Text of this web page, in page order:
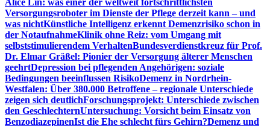
Alice Lin: was einer der weltweit fortschrittlichsten
Versorgungsroboter im Dienste der Pflege derzeit kann – und
was nichtKünstliche Intelligenz erkennt Demenzrisiko schon in
der NotaufnahmeKlinik ohne Reiz: vom Umgang mit
selbststimulierendem VerhaltenBundesverdienstkreuz für Prof.
Dr. Elmar Gräßel: Pionier der Versorgung älterer Menschen
geehrtDepression bei pflegenden Angehörigen: soziale
Bedingungen beeinflussen RisikoDemenz in Nordrhein-
Westfalen: Über 380.000 Betroffene – regionale Unterschiede
zeigen sich deutlichForschungsprojekt: Unterschiede zwischen
den GeschlechternUntersuchung: Vorsicht beim Einsatz von
BenzodiazepinenIst die Ehe schlecht fürs Gehirn?Demenz und